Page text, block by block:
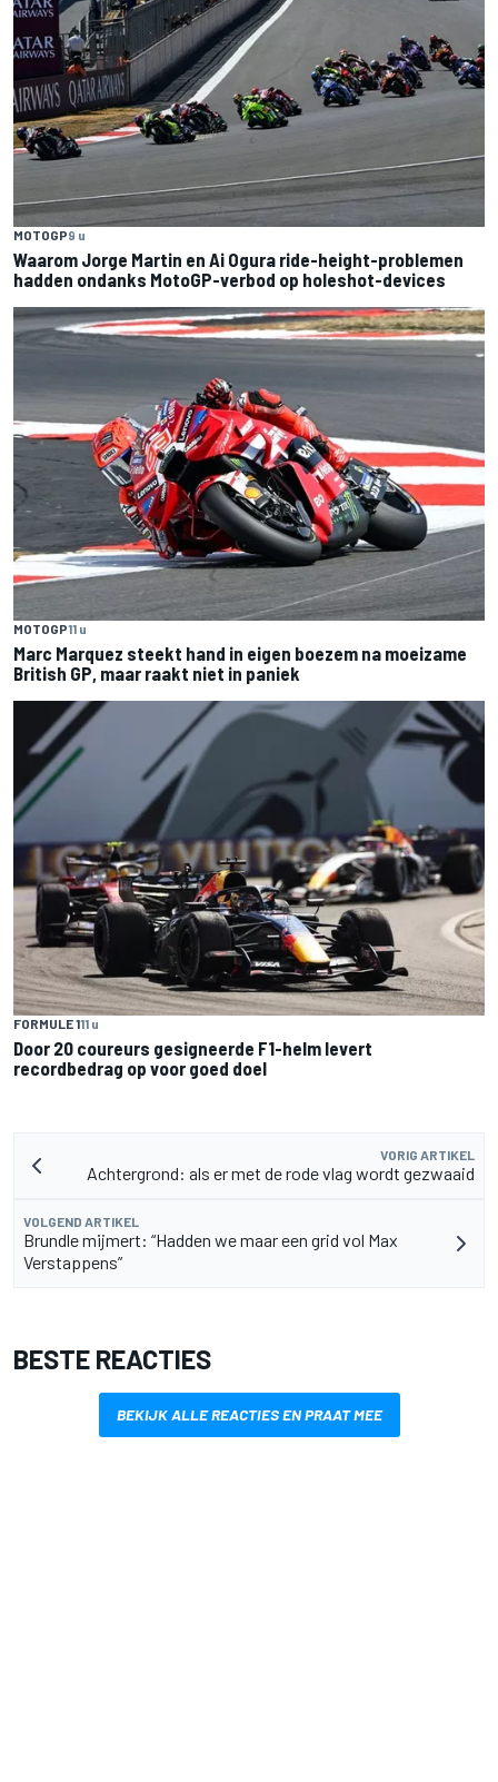
MOTOGP9 u
Waarom Jorge Martin en Ai Ogura ride-height-problemen
hadden ondanks MotoGP-verbod op holeshot-devices
MOTOGP11 u
Marc Marquez steekt hand in eigen boezem na moeizame
British GP, maar raakt niet in paniek
FORMULE 111 u
Door 20 coureurs gesigneerde F1-helm levert
recordbedrag op voor goed doel
VORIG ARTIKEL
Achtergrond: als er met de rode vlag wordt gezwaaid
VOLGEND ARTIKEL
Brundle mijmert: “Hadden we maar een grid vol Max
Verstappens”
BESTE REACTIES
BEKIJK ALLE REACTIES EN PRAAT MEE